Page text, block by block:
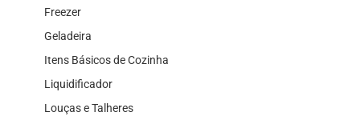
Freezer
Geladeira
Itens Básicos de Cozinha
Liquidificador
Louças e Talheres